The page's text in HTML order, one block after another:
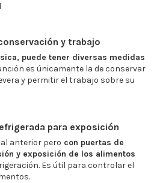
y trabajo
puede tener diversas medidas
es únicamente la de conservar
y permitir el trabajo sobre su
para exposición
anterior pero con puertas de
y exposición de los alimentos
Es útil para controlar el